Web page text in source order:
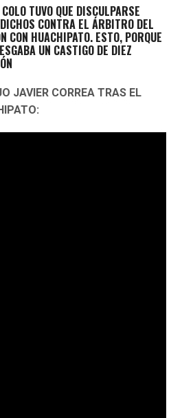
TUVO QUE DISCULPARSE
CONTRA EL ÁRBITRO DEL
CON HUACHIPATO. ESTO, PORQUE
UN CASTIGO DE DIEZ
JAVIER CORREA TRAS EL